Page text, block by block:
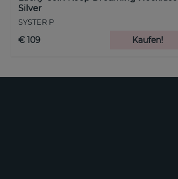
Silver
SYSTER P
€ 109 Kaufen!